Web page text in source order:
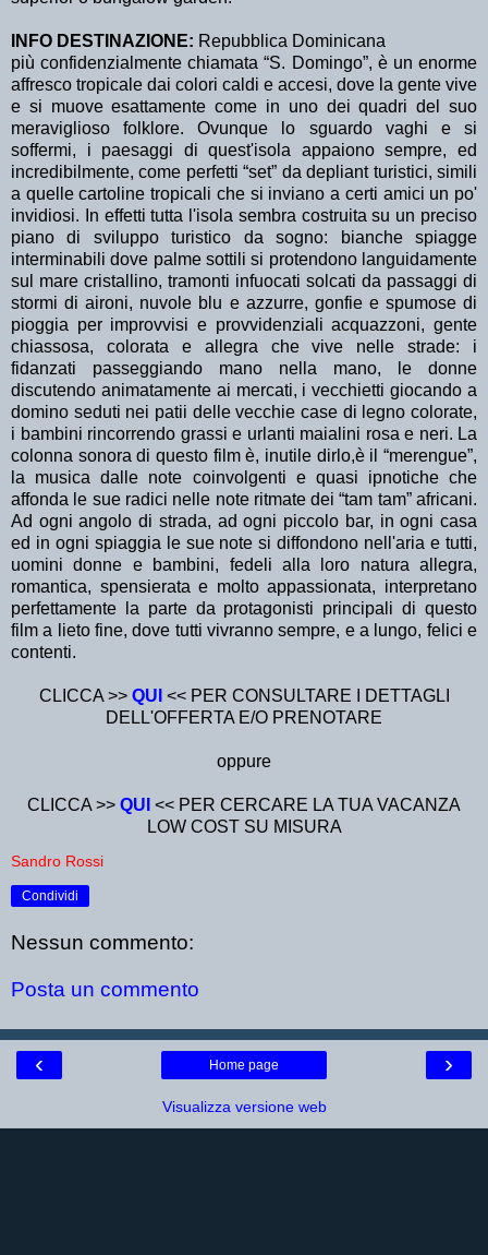
INFO DESTINAZIONE: Repubblica Dominicana
più confidenzialmente chiamata “S. Domingo”, è un enorme
affresco tropicale dai colori caldi e accesi, dove la gente vive
e si muove esattamente come in uno dei quadri del suo
meraviglioso folklore. Ovunque lo sguardo vaghi e si
soffermi, i paesaggi di quest'isola appaiono sempre, ed
incredibilmente, come perfetti “set” da depliant turistici, simili
a quelle cartoline tropicali che si inviano a certi amici un po'
invidiosi. In effetti tutta l'isola sembra costruita su un preciso
piano di sviluppo turistico da sogno: bianche spiagge
interminabili dove palme sottili si protendono languidamente
sul mare cristallino, tramonti infuocati solcati da passaggi di
stormi di aironi, nuvole blu e azzurre, gonfie e spumose di
pioggia per improvvisi e provvidenziali acquazzoni, gente
chiassosa, colorata e allegra che vive nelle strade: i
fidanzati passeggiando mano nella mano, le donne
discutendo animatamente ai mercati, i vecchietti giocando a
domino seduti nei patii delle vecchie case di legno colorate,
i bambini rincorrendo grassi e urlanti maialini rosa e neri. La
colonna sonora di questo film è, inutile dirlo,è il “merengue”,
la musica dalle note coinvolgenti e quasi ipnotiche che
affonda le sue radici nelle note ritmate dei “tam tam” africani.
Ad ogni angolo di strada, ad ogni piccolo bar, in ogni casa
ed in ogni spiaggia le sue note si diffondono nell'aria e tutti,
uomini donne e bambini, fedeli alla loro natura allegra,
romantica, spensierata e molto appassionata, interpretano
perfettamente la parte da protagonisti principali di questo
film a lieto fine, dove tutti vivranno sempre, e a lungo, felici e
contenti.
CLICCA >> QUI << PER CONSULTARE I DETTAGLI
DELL'OFFERTA E/O PRENOTARE
oppure
CLICCA >> QUI << PER CERCARE LA TUA VACANZA
LOW COST SU MISURA
Sandro Rossi
Condividi
Nessun commento:
Posta un commento
‹ ›
Home page
Visualizza versione web